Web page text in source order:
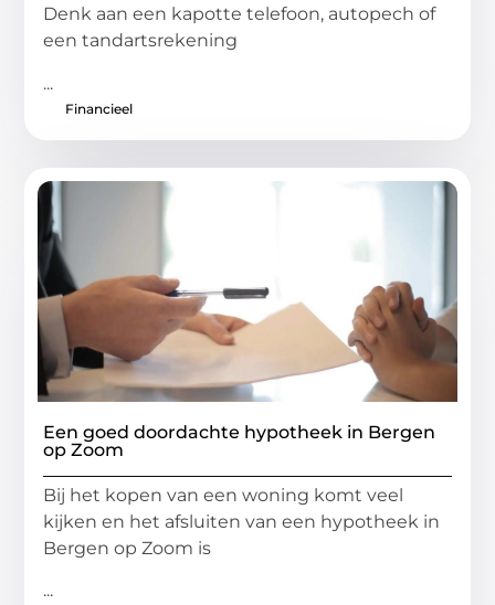
Denk aan een kapotte telefoon, autopech of
een tandartsrekening
...
Financieel
Een goed doordachte hypotheek in Bergen
op Zoom
Bij het kopen van een woning komt veel
kijken en het afsluiten van een hypotheek in
Bergen op Zoom is
...